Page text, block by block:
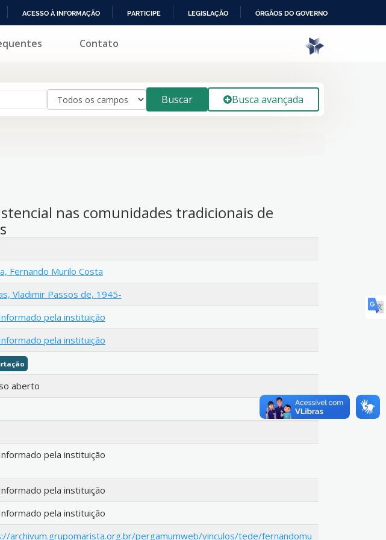
ACESSO À INFORMAÇÃO PARTICIPE LEGISLAÇÃO ÓRGÃOS DO GOVERNO
Contato
Buscar Busca avançada
nas comunidades tradicionais de
Fernando Murilo Costa
Vladimir Passos de, 1945-
pela instituição
pela instituição
aberto
pela instituição
pela instituição
pela instituição
archivum.grupomarista.org.br/pergamumweb/vinculos/tede/fernandomu